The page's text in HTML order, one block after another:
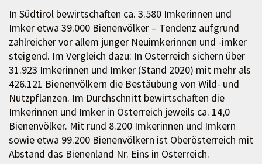
In Südtirol bewirtschaften ca. 3.580 Imkerinnen und
Imker etwa 39.000 Bienenvölker – Tendenz aufgrund
zahlreicher vor allem junger Neuimkerinnen und -imker
steigend. Im Vergleich dazu: In Österreich sichern über
31.923 Imkerinnen und Imker (Stand 2020) mit mehr als
426.121 Bienenvölkern die Bestäubung von Wild- und
Nutzpflanzen. Im Durchschnitt bewirtschaften die
Imkerinnen und Imker in Österreich jeweils ca. 14,0
Bienenvölker. Mit rund 8.200 Imkerinnen und Imkern
sowie etwa 99.200 Bienenvölkern ist Oberösterreich mit
Abstand das Bienenland Nr. Eins in Österreich.